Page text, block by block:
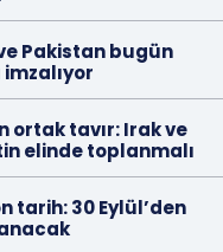
Pakistan bugün
ortak tavır: Irak ve
elinde toplanmalı
tarih: 30 Eylül’den